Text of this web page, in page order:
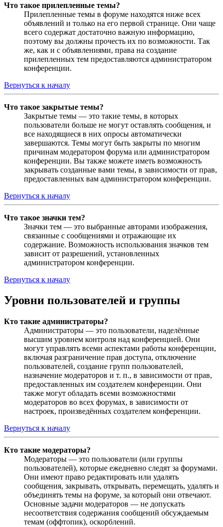
Что такое прилепленные темы?
Прилепленные темы в форуме находятся ниже всех
объявлений и только на его первой странице. Они чаще
всего содержат достаточно важную информацию,
поэтому вы должны прочесть их по возможности. Так
же, как и с объявлениями, права на создание
прилепленных тем предоставляются администратором
конференции.
Вернуться к началу
Что такое закрытые темы?
Закрытые темы — это такие темы, в которых
пользователи больше не могут оставлять сообщения, и
все находящиеся в них опросы автоматически
завершаются. Темы могут быть закрыты по многим
причинам модератором форума или администратором
конференции. Вы также можете иметь возможность
закрывать созданные вами темы, в зависимости от прав,
предоставленных вам администратором конференции.
Вернуться к началу
Что такое значки тем?
Значки тем — это выбранные авторами изображения,
связанные с сообщениями и отражающие их
содержание. Возможность использования значков тем
зависит от разрешений, установленных
администратором конференции.
Вернуться к началу
Уровни пользователей и группы
Кто такие администраторы?
Администраторы — это пользователи, наделённые
высшим уровнем контроля над конференцией. Они
могут управлять всеми аспектами работы конференции,
включая разграничение прав доступа, отключение
пользователей, создание групп пользователей,
назначение модераторов и т. п., в зависимости от прав,
предоставленных им создателем конференции. Они
также могут обладать всеми возможностями
модераторов во всех форумах, в зависимости от
настроек, произведённых создателем конференции.
Вернуться к началу
Кто такие модераторы?
Модераторы — это пользователи (или группы
пользователей), которые ежедневно следят за форумами.
Они имеют право редактировать или удалять
сообщения, закрывать, открывать, перемещать, удалять и
объединять темы на форуме, за который они отвечают.
Основные задачи модераторов — не допускать
несоответствия содержания сообщений обсуждаемым
темам (оффтопик), оскорблений.